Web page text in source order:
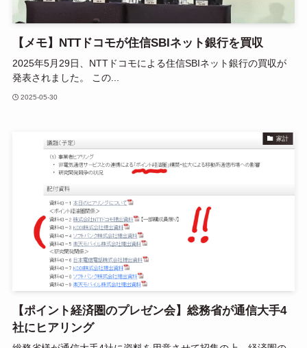
【メモ】NTTドコモが住信SBIネット銀行を買収
2025年5月29日、NTTドコモによる住信SBIネット銀行の買収が
発表されました。 この...
2025-05-30
家計
【ポイント経済圏のプレゼン会】総務省が通信大手4
社にヒアリング